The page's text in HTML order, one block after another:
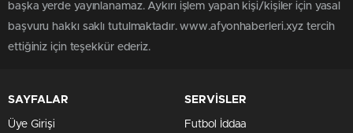
başka yerde yayınlanamaz. Aykırı işlem yapan kişi/kişiler için yasal
başvuru hakkı saklı tutulmaktadır. www.afyonhaberleri.xyz tercih
ettiğiniz için teşekkür ederiz.
SAYFALAR
Üye Girişi
SERVİSLER
Futbol İddaa